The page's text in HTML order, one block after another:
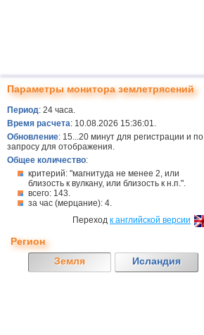
Параметры монитора землетрясений
Период: 24 часа.
Время расчета: 10.08.2026 15:36:01.
Обновление: 15...20 минут для регистрации и по
запросу для отображения.
Общее количество:
критерий: "магнитуда не менее 2, или
близость к вулкану, или близость к н.п.".
всего: 143.
за час (мерцание): 4.
Переход к английской версии
Регион
Земля
Исландия